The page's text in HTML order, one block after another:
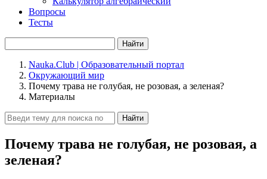
Вопросы
Тесты
Найти
Nauka.Club | Образовательный портал
Окружающий мир
Почему трава не голубая, не розовая, а зеленая?
Материалы
Найти
Почему трава не голубая, не розовая, а
зеленая?